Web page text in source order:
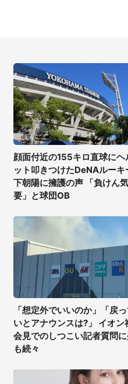
顔面付近の155キロ直球にヘ
ット叩きつけたDeNAルーキ
下朝陽に擁護の声 「負けん
要」と球団OB
「想定外でいいのか」「戻
いとアナウンスは?」 イオン
会見でのしつこい記者質問
も続々